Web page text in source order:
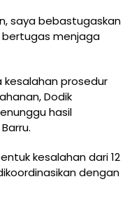
saya bebastugaskan
menjaga
kesalahan prosedur
Dodik
hasil
kesalahan dari 12
dengan